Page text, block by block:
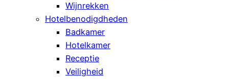
Wijnrekken
Hotelbenodigdheden
Badkamer
Hotelkamer
Receptie
Veiligheid